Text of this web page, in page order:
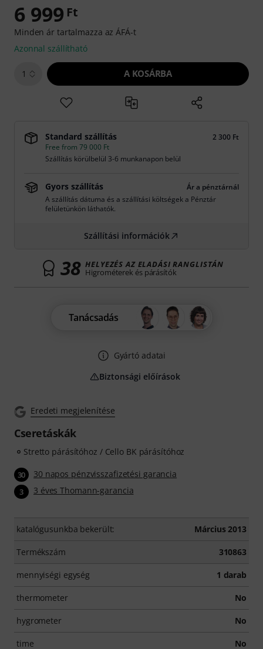
Eredeti megjelenítése
Cseretáskák
Stretto párásítóhoz / Cello BK párásítóhoz
30 30 napos pénzvisszafizetési garancia
3 3 éves Thomann-garancia
katalógusunkba bekerült: Március 2013
Termékszám 310863
mennyiségi egység 1 darab
thermometer No
hygrometer No
time No
6 999 Ft
Minden ár tartalmazza az ÁFÁ-t
Azonnal szállítható
1 A KOSÁRBA
Standard szállítás
2 300 Ft
Free from 79 000 Ft
Szállítás körülbelül 3-6 munkanapon belül
Gyors szállítás
Ár a pénztárnál
A szállítás dátuma és a szállítási költségek a Pénztár
felületünkön láthatók.
Szállítási információk
38 HELYEZÉS AZ ELADÁSI RANGLISTÁN
Higrométerek és párásítók
Tanácsadás
Gyártó adatai
Biztonsági előírások